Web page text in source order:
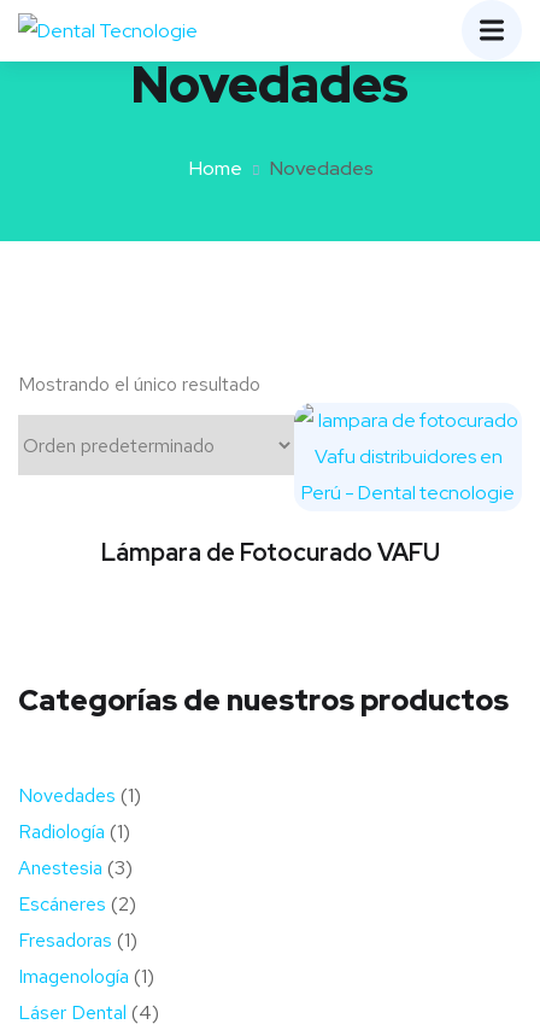
Novedades
Home Novedades
Mostrando el único resultado
Lámpara de Fotocurado VAFU
Categorías de nuestros productos
Novedades 11
Radiología 11
producto
Anestesia 33
productos
Escáneres 22
productos
Fresadoras 11
producto
Imagenología 11
producto
Láser Dental 44